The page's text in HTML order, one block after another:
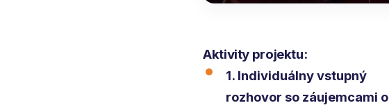
Aktivity projektu:
1. Individuálny vstupný
rozhovor so záujemcami o